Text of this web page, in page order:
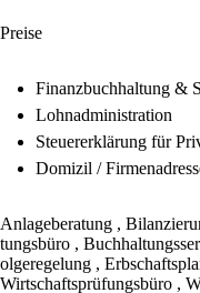
Preise
Finanzbuchhaltung &
Lohnadministration
Steuererklärung für
Domizil /
Anlageberatung ,
tungsbüro ,
olgeregelung ,
Wirtschaftsprüfungsbüro ,